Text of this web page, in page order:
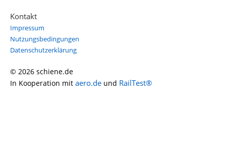
Kontakt
Impressum
Nutzungsbedingungen
Datenschutzerklärung
© 2026 schiene.de
In Kooperation mit aero.de und RailTest®